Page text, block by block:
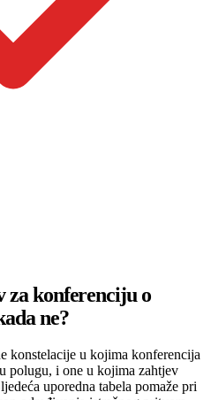
za konferenciju o
ne?
konstelacije u kojima konferencija
polugu, i one u kojima zahtjev
uporedna tabela pomaže pri